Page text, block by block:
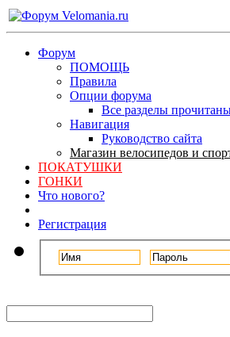
Форум
ПОМОЩЬ
Правила
Опции форума
Все разделы
Навигация
Руководство сайта
Магазин велосипедов и
ПОКАТУШКИ
ГОНКИ
Что нового?
Регистрация